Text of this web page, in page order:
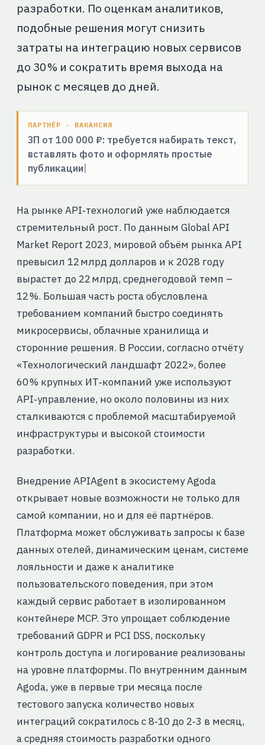
разработки. По оценкам аналитиков,
подобные решения могут снизить
затраты на интеграцию новых сервисов
до 30 % и сократить время выхода на
рынок с месяцев до дней.
ПАРТНЁР · ВАКАНСИЯ
ЗП от 100 000 ₽: требуется набирать текст,
вставлять фото и оформлять простые
публикации
На рынке API‑технологий уже наблюдается
стремительный рост. По данным Global API
Market Report 2023, мировой объём рынка API
превысил 12 млрд долларов и к 2028 году
вырастет до 22 млрд, среднегодовой темп –
12 %. Большая часть роста обусловлена
требованием компаний быстро соединять
микросервисы, облачные хранилища и
сторонние решения. В России, согласно отчёту
«Технологический ландшафт 2022», более
60 % крупных ИТ‑компаний уже используют
API‑управление, но около половины из них
сталкиваются с проблемой масштабируемой
инфраструктуры и высокой стоимости
разработки.
Внедрение APIAgent в экосистему Agoda
открывает новые возможности не только для
самой компании, но и для её партнёров.
Платформа может обслуживать запросы к базе
данных отелей, динамическим ценам, системе
лояльности и даже к аналитике
пользовательского поведения, при этом
каждый сервис работает в изолированном
контейнере MCP. Это упрощает соблюдение
требований GDPR и PCI DSS, поскольку
контроль доступа и логирование реализованы
на уровне платформы. По внутренним данным
Agoda, уже в первые три месяца после
тестового запуска количество новых
интеграций сократилось с 8‑10 до 2‑3 в месяц,
а средняя стоимость разработки одного